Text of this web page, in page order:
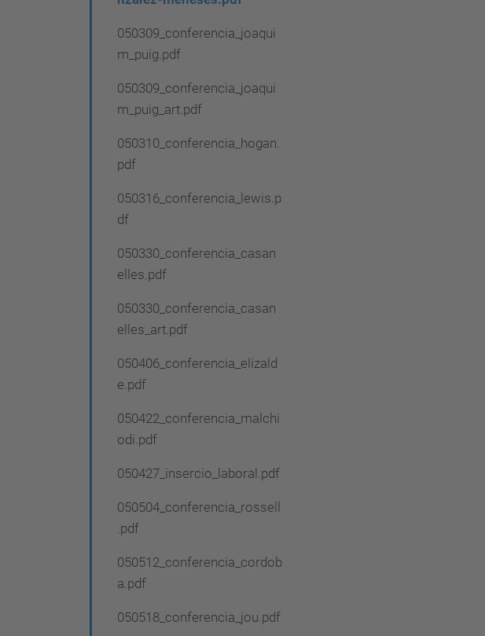
050309_conferencia_joaqui
m_puig.pdf
050309_conferencia_joaqui
m_puig_art.pdf
050310_conferencia_hogan.
pdf
050316_conferencia_lewis.p
df
050330_conferencia_casan
elles.pdf
050330_conferencia_casan
elles_art.pdf
050406_conferencia_elizald
e.pdf
050422_conferencia_malchi
odi.pdf
050427_insercio_laboral.pdf
050504_conferencia_rossell
.pdf
050512_conferencia_cordob
a.pdf
050518_conferencia_jou.pdf